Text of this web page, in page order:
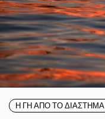
Η ΓΗ ΑΠΟ ΤΟ ΔΙΑΣΤΗΜΑ